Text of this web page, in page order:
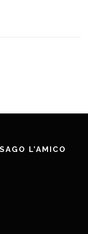
L’AMICO